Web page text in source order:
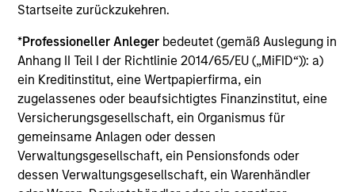
Startseite zurückzukehren.
*Professioneller Anleger bedeutet (gemäß Auslegung in
Anhang II Teil I der Richtlinie 2014/65/EU („MiFID“)): a)
ein Kreditinstitut, eine Wertpapierfirma, ein
zugelassenes oder beaufsichtigtes Finanzinstitut, eine
Versicherungsgesellschaft, ein Organismus für
gemeinsame Anlagen oder dessen
Verwaltungsgesellschaft, ein Pensionsfonds oder
dessen Verwaltungsgesellschaft, ein Warenhändler
Morgan Stanley Capital
Partners
Morgan Stanley Capital Partners
manages a middle-market private
equity platform with a strong focus on
value creation. The team has invested
capital in a broad spectrum of